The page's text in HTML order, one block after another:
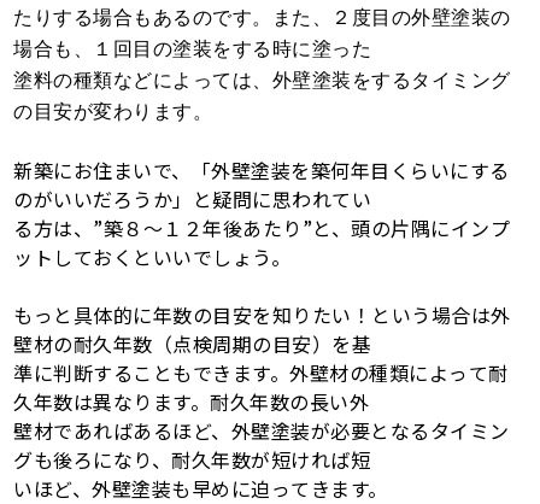
たりする場合もあるのです。また、２度目の外壁塗装の
場合も、１回目の塗装をする時に塗った
塗料の種類などによっては、外壁塗装をするタイミング
の目安が変わります。
新築にお住まいで、「外壁塗装を築何年目くらいにする
のがいいだろうか」と疑問に思われてい
る方は、”築８～１２年後あたり”と、頭の片隅にインプ
ットしておくといいでしょう。
もっと具体的に年数の目安を知りたい！という場合は外
壁材の耐久年数（点検周期の目安）を基
準に判断することもできます。外壁材の種類によって耐
久年数は異なります。耐久年数の長い外
壁材であればあるほど、外壁塗装が必要となるタイミン
グも後ろになり、耐久年数が短ければ短
いほど、外壁塗装も早めに迫ってきます。